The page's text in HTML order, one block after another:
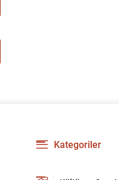
Kategoriler